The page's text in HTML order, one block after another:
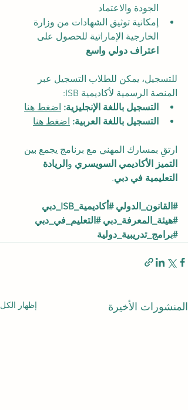
الجودة والاعتماد
إمكانية توثيق الشهادات من وزارة
الخارجية الإماراتية للحصول على
اعتراف دولي واسع
للتسجيل، يمكن للطلاب التسجيل عبر
المنصة الرسمية لأكاديمية ISB:
التسجيل باللغة الإنجليزية: اضغط هنا
التسجيل باللغة العربية: اضغط هنا
ارتقِ بمسارك المهني مع برنامج يجمع بين
التميز الأكاديمي السويسري والريادة
التعليمية في دبي.
#القانون_الدولي #أكاديمية_ISB_دبي
#هيئة_المعرفة_دبي #التعليم_في_دبي
#برامج_تدريبية_دولية
المنشورات الأخيرة إظهار الكل